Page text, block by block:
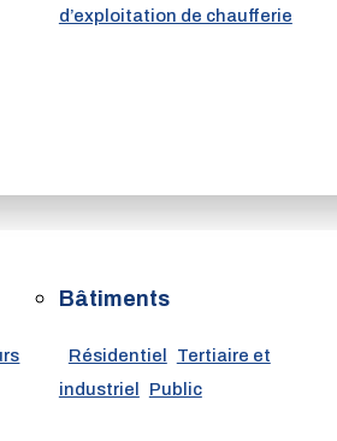
d’exploitation de chaufferie
Bâtiments
Résidentiel Tertiaire et
industriel Public